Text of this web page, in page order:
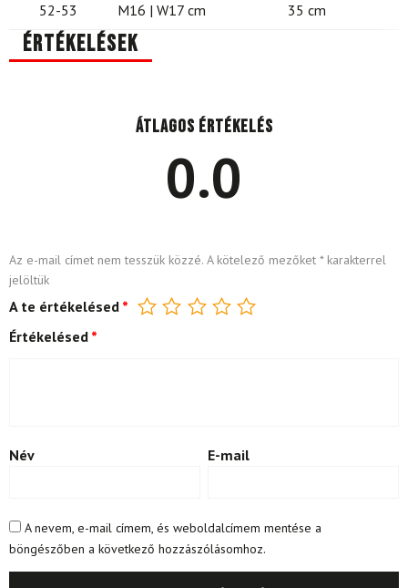
52-53 M16 | W17 cm 35 cm
Értékelések
Átlagos értékelés
0.0
Az e-mail címet nem tesszük közzé. A kötelező mezőket *karakterrel
jelöltük
A te értékelésed *
Értékelésed *
Név E-mail
A nevem, e-mail címem, és weboldalcímem mentése a
böngészőben a következő hozzászólásomhoz.